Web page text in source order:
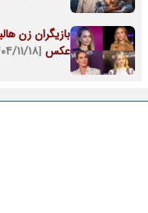
بازیگران زن
عکس [۱۴۰۴/۱۱/۱۸]